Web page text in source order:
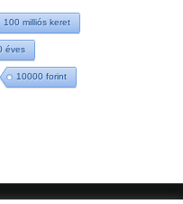
100 milliós keret
éves
10000 forint